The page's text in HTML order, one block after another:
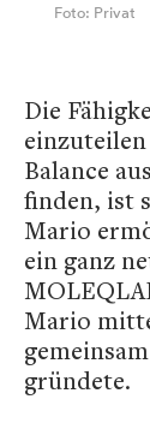
Foto: Privat
Die
Balance
finden, ist
Mario
ein ganz
Mario
gründete.